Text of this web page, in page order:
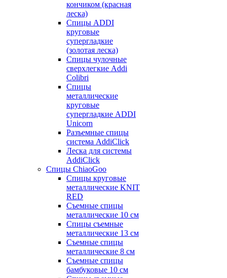
кончиком (красная
леска)
Спицы ADDI
круговые
супергладкие
(золотая леска)
Спицы чулочные
сверхлегкие Addi
Colibri
Спицы
металлические
круговые
супергладкие ADDI
Unicorn
Разъемные спицы
система AddiClick
Леска для системы
AddiClick
Спицы ChiaoGoo
Спицы круговые
металлические KNIT
RED
Съемные спицы
металлические 10 см
Спицы съемные
металлические 13 см
Съемные спицы
металлические 8 см
Съемные спицы
бамбуковые 10 см